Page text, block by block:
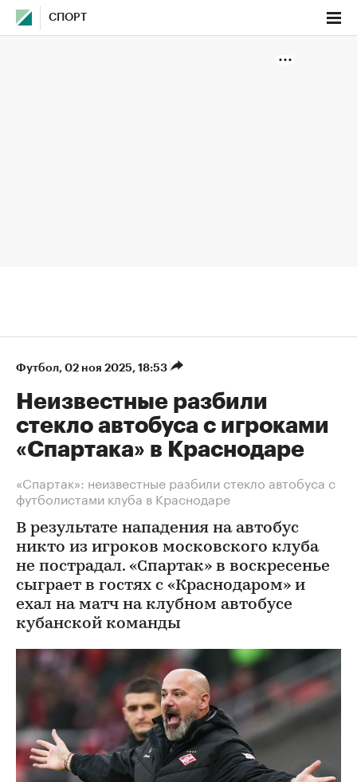
СПОРТ
Футбол⁠, 02 ноя 2025, 18:53
Неизвестные разбили
стекло автобуса с игроками
«Спартака» в Краснодаре
«Спартак»: неизвестные разбили стекло автобуса с
футболистами клуба в Краснодаре
В результате нападения на автобус
никто из игроков московского клуба
не пострадал. «Спартак» в воскресенье
сыграет в гостях с «Краснодаром» и
ехал на матч на клубном автобусе
кубанской команды